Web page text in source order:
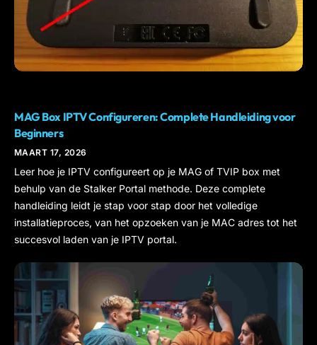
MAG Box IPTV Configureren: Complete Handleiding voor
Beginners
MAART 17, 2026
Leer hoe je IPTV configureert op je MAG of TVIP box met
behulp van de Stalker Portal methode. Deze complete
handleiding leidt je stap voor stap door het volledige
installatieproces, van het opzoeken van je MAC adres tot het
succesvol laden van je IPTV portal.